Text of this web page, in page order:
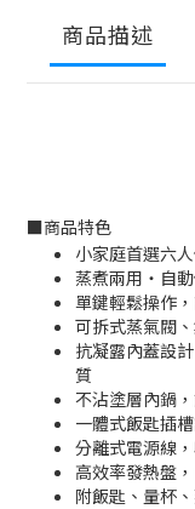
商品描述
■商品特色
小家庭首選六
蒸煮兩用‧自
單鍵輕鬆操作
可拆式蒸氣閥
抗凝露內蓋設
質
不沾塗層內鍋
一體式飯匙插
分離式電源線
高效率發熱盤
附飯匙、量杯